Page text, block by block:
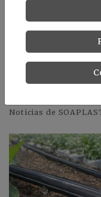
es una
de riego
diseño y
de irrigación de
ha consolidado
agricultura y
Noticias de